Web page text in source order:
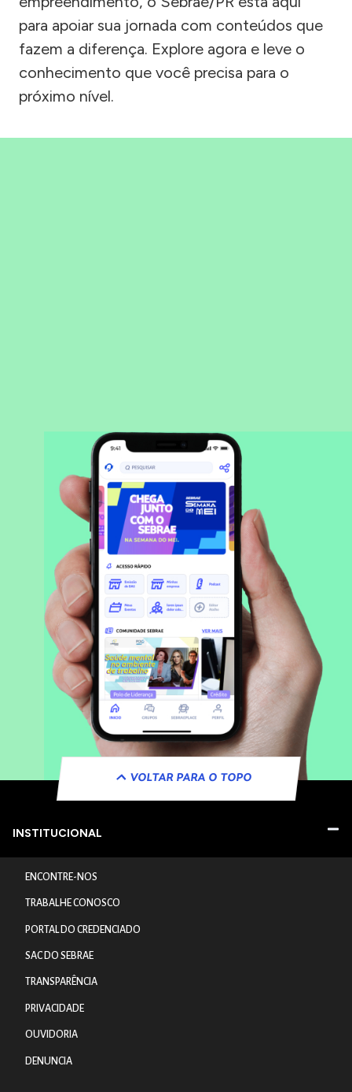
para apoiar sua jornada com conteúdos que
fazem a diferença. Explore agora e leve o
conhecimento que você precisa para o
próximo nível.
VOLTAR PARA O TOPO
INSTITUCIONAL
ENCONTRE-NOS
TRABALHE CONOSCO
PORTAL DO CREDENCIADO
SAC DO SEBRAE
TRANSPARÊNCIA
PRIVACIDADE
OUVIDORIA
DENUNCIA